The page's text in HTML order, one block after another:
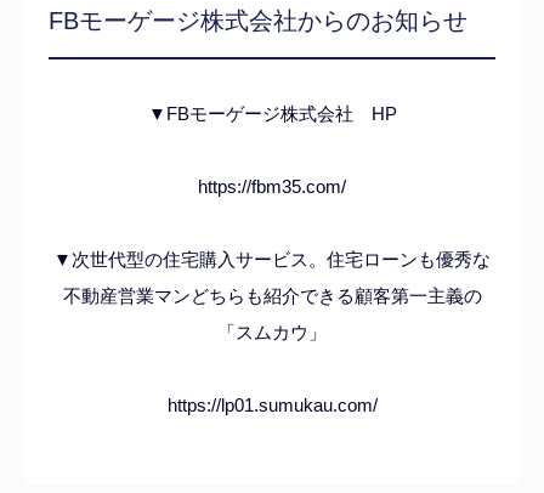
FBモーゲージ株式会社からのお知らせ
▼FBモーゲージ株式会社 HP
https://fbm35.com/
▼次世代型の住宅購入サービス。住宅ローンも優秀な
不動産営業マンどちらも紹介できる顧客第一主義の
「スムカウ」
https://lp01.sumukau.com/